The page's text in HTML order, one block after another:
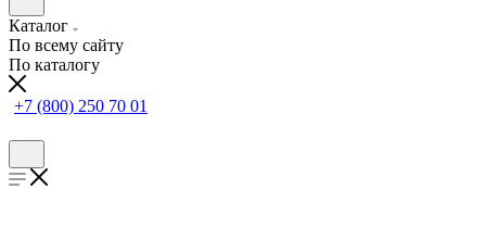
Каталог
По всему сайту
По каталогу
+7 (800) 250 70 01